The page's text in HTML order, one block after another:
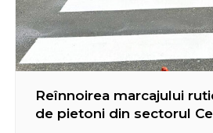
Reînnoirea marcajului
de pietoni din sectorul